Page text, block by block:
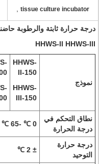
tissue culture incubator
درجة حرارة ثابتة والرطوبة
HHWS-II HHWS-III
نموذج
HHWS-
II-150
HHWS-
III-150
نطاق التحكم في
درجة الحرارة
0 ℃ -65 ℃
درجة حرارة
التوحيد
± 2 ℃